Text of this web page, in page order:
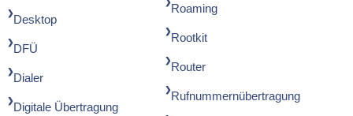
Desktop
DFÜ
Dialer
Digitale Übertragung
Roaming
Rootkit
Router
Rufnummernübertragung